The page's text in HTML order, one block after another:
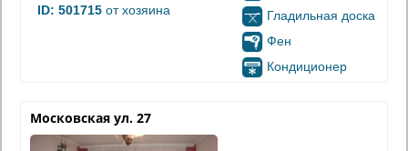
ID: 501715 от хозяина
Гладильная доска
Фен
Кондиционер
Московская ул. 27